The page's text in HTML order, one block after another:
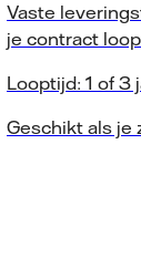
Vaste
je contract
Looptijd: 1 of 3
Geschikt als je